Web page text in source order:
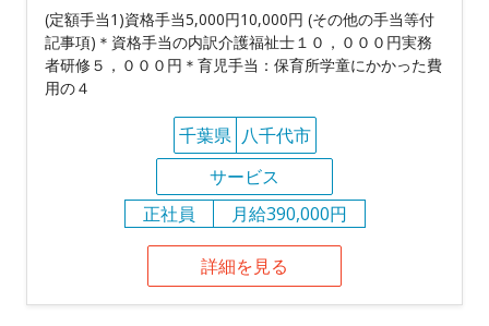
(定額手当1)資格手当5,000円10,000円 (その他の手当等付
記事項)＊資格手当の内訳介護福祉士１０，０００円実務
者研修５，０００円＊育児手当：保育所学童にかかった費
用の４
千葉県 八千代市
サービス
正社員
月給390,000円
詳細を見る